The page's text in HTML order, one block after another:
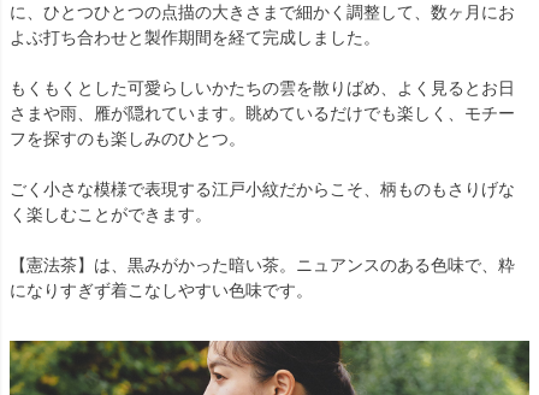
に、ひとつひとつの点描の大きさまで細かく調整して、数ヶ月にお
よぶ打ち合わせと製作期間を経て完成しました。
もくもくとした可愛らしいかたちの雲を散りばめ、よく見るとお日
さまや雨、雁が隠れています。眺めているだけでも楽しく、モチー
フを探すのも楽しみのひとつ。
ごく小さな模様で表現する江戸小紋だからこそ、柄ものもさりげな
く楽しむことができます。
【憲法茶】は、黒みがかった暗い茶。ニュアンスのある色味で、粋
になりすぎず着こなしやすい色味です。